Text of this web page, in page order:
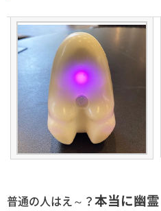
普通の人はえ～？本当に幽